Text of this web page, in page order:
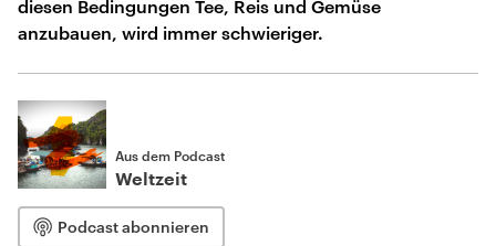
diesen Bedingungen Tee, Reis und Gemüse
anzubauen, wird immer schwieriger.
Aus dem Podcast
Weltzeit
Podcast abonnieren